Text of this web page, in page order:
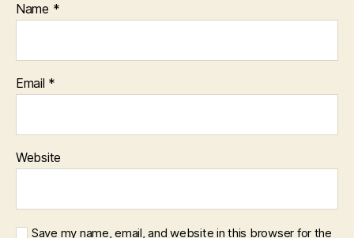
Name *
Email *
Website
Save my name, email, and website in this browser for the